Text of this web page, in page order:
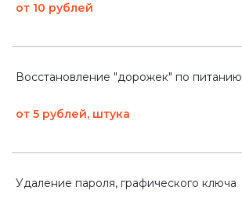
от 10 рублей
Восстановление "дорожек" по питанию
от 5 рублей, штука
Удаление пароля, графического ключа